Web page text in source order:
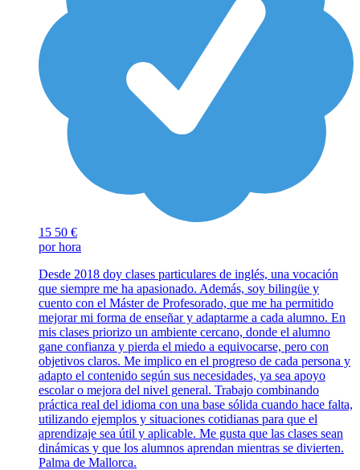
15 50 €
por hora
Desde 2018 doy clases particulares de inglés, una vocación
que siempre me ha apasionado. Además, soy bilingüe y
cuento con el Máster de Profesorado, que me ha permitido
mejorar mi forma de enseñar y adaptarme a cada alumno. En
mis clases priorizo un ambiente cercano, donde el alumno
gane confianza y pierda el miedo a equivocarse, pero con
objetivos claros. Me implico en el progreso de cada persona y
adapto el contenido según sus necesidades, ya sea apoyo
escolar o mejora del nivel general. Trabajo combinando
práctica real del idioma con una base sólida cuando hace falta,
utilizando ejemplos y situaciones cotidianas para que el
aprendizaje sea útil y aplicable. Me gusta que las clases sean
dinámicas y que los alumnos aprendan mientras se divierten.
Palma de Mallorca.